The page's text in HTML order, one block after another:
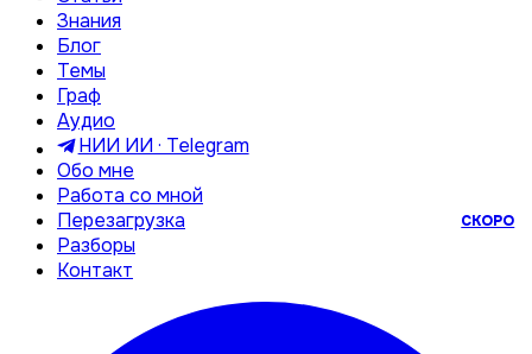
Знания
Блог
Темы
Граф
Аудио
НИИ ИИ · Telegram
Обо мне
Работа со мной
Перезагрузка
СКОРО
Разборы
Контакт